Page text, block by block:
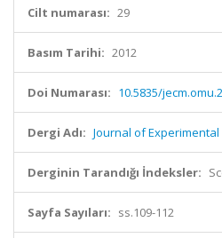
Cilt numarası: 29
Basım Tarihi: 2012
Doi Numarası: 10.5835/
Dergi Adı: Journal of
Derginin Tarandığı İndeksler:
Sayfa Sayıları: ss.109-112